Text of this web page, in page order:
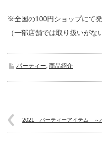
※全国の100円ショップにて発
（一部店舗では取り扱いがな
パーティー 商品紹介
2021 パーティーアイテム ～